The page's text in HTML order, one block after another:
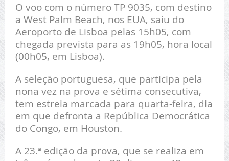
O voo com o número TP 9035, com destino
a West Palm Beach, nos EUA, saiu do
Aeroporto de Lisboa pelas 15h05, com
chegada prevista para as 19h05, hora local
(00h05, em Lisboa).
A seleção portuguesa, que participa pela
nona vez na prova e sétima consecutiva,
tem estreia marcada para quarta-feira, dia
em que defronta a República Democrática
do Congo, em Houston.
A 23.ª edição da prova, que se realiza em